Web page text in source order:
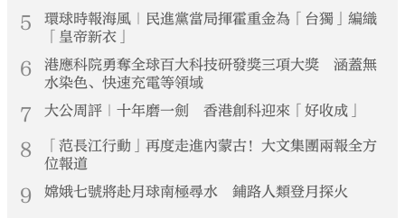
5
環球時報海風｜民進黨當局揮霍重金為「台獨」編織
「皇帝新衣」
6
港應科院勇奪全球百大科技研發獎三項大獎 涵蓋無
水染色、快速充電等領域
7 大公周評｜十年磨一劍 香港創科迎來「好收成」
8
「范長江行動」再度走進內蒙古！大文集團兩報全方
位報道
9 嫦娥七號將赴月球南極尋水 鋪路人類登月探火